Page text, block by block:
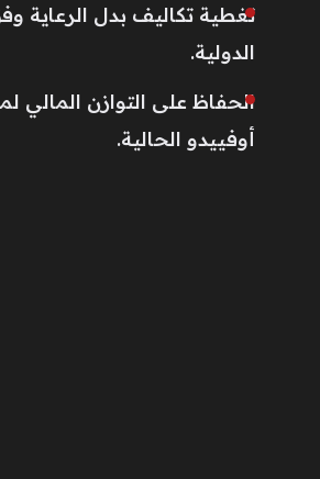
تغطية تكاليف بدل الرعاية
الدولية.
الحفاظ على التوازن المالي
أوفييدو الحالية.